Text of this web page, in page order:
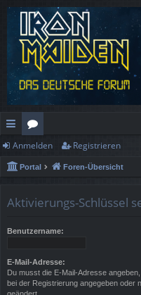
ch
ne
f
or
en
Anmelden Registrieren
Portal Foren-Übersicht
Aktivierungs-Schlüssel
Benutzername:
E-Mail-Adresse:
Du musst die E-Mail-Adresse
bei der Registrierung angegeben oder